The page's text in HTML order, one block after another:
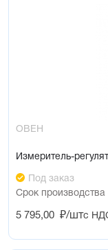
ОВЕН
Измеритель-
Под заказ
Срок производства
5 795,00 ₽/штс